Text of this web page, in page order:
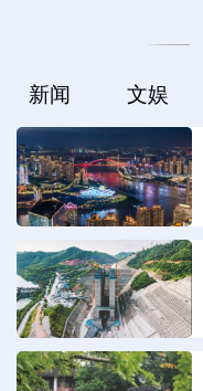
新闻 文娱